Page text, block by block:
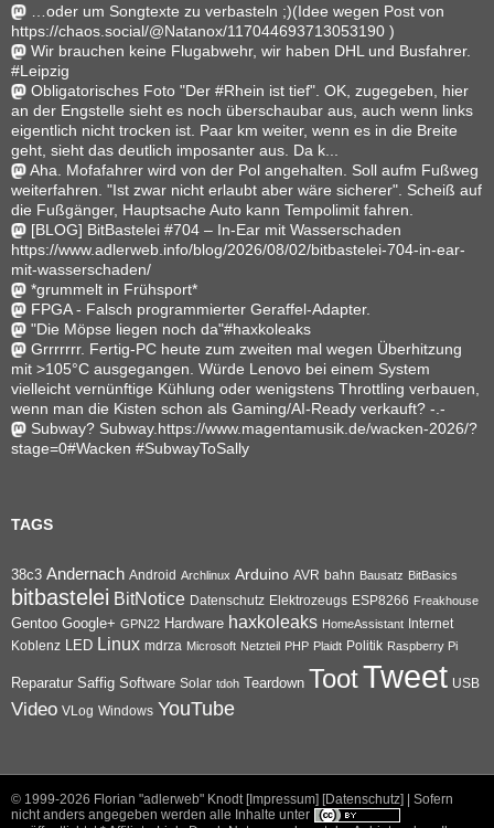
…oder um Songtexte zu verbasteln ;)(Idee wegen Post von
https://chaos.social/@Natanox/117044693713053190 )
Wir brauchen keine Flugabwehr, wir haben DHL und Busfahrer.
#Leipzig
Obligatorisches Foto "Der #Rhein ist tief". OK, zugegeben, hier
an der Engstelle sieht es noch überschaubar aus, auch wenn links
eigentlich nicht trocken ist. Paar km weiter, wenn es in die Breite
geht, sieht das deutlich imposanter aus. Da k...
Aha. Mofafahrer wird von der Pol angehalten. Soll aufm Fußweg
weiterfahren. "Ist zwar nicht erlaubt aber wäre sicherer". Scheiß auf
die Fußgänger, Hauptsache Auto kann Tempolimit fahren.
[BLOG] BitBastelei #704 – In-Ear mit Wasserschaden
https://www.adlerweb.info/blog/2026/08/02/bitbastelei-704-in-ear-
mit-wasserschaden/
*grummelt in Frühsport*
FPGA - Falsch programmierter Geraffel-Adapter.
"Die Möpse liegen noch da"#haxkoleaks
Grrrrrrr. Fertig-PC heute zum zweiten mal wegen Überhitzung
mit >105°C ausgegangen. Würde Lenovo bei einem System
vielleicht vernünftige Kühlung oder wenigstens Throttling verbauen,
wenn man die Kisten schon als Gaming/AI-Ready verkauft? -.-
Subway? Subway.https://www.magentamusik.de/wacken-2026/?
stage=0#Wacken #SubwayToSally
TAGS
38c3 Andernach Android Archlinux Arduino AVR bahn Bausatz BitBasics
bitbastelei BitNotice Datenschutz Elektrozeugs ESP8266 Freakhouse
Gentoo Google+ GPN22 Hardware haxkoleaks HomeAssistant Internet
Koblenz LED Linux mdrza Microsoft Netzteil PHP Plaidt Politik Raspberry Pi
Reparatur Saffig Software Solar tdoh Teardown TootTweet USB
Video VLog Windows YouTube
© 1999-2026 Florian "adlerweb" Knodt [Impressum] [Datenschutz] | Sofern
nicht anders angegeben werden alle Inhalte unter